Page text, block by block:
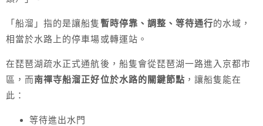
「船溜」指的是讓船隻暫時停靠、調整、等待通行的水域，
相當於水路上的停車場或轉運站。
在琵琶湖疏水正式通航後，船隻會從琵琶湖一路進入京都市
區，而南禪寺船溜正好位於水路的關鍵節點 ，讓船隻能在
此：
等待進出水門